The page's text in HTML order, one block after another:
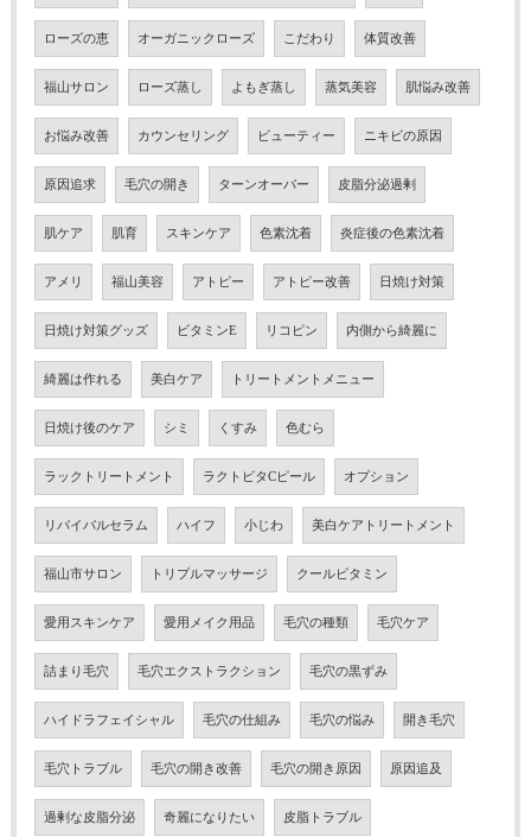
ローズの恵 オーガニックローズ こだわり 体質改善
福山サロン ローズ蒸し よもぎ蒸し 蒸気美容 肌悩み改善
お悩み改善 カウンセリング ビューティー ニキビの原因
原因追求 毛穴の開き ターンオーバー 皮脂分泌過剰
肌ケア 肌育 スキンケア 色素沈着 炎症後の色素沈着
アメリ 福山美容 アトピー アトピー改善 日焼け対策
日焼け対策グッズ ビタミンE リコピン 内側から綺麗に
綺麗は作れる 美白ケア トリートメントメニュー
日焼け後のケア シミ くすみ 色むら
ラックトリートメント ラクトビタCピール オプション
リバイバルセラム ハイフ 小じわ 美白ケアトリートメント
福山市サロン トリプルマッサージ クールビタミン
愛用スキンケア 愛用メイク用品 毛穴の種類 毛穴ケア
詰まり毛穴 毛穴エクストラクション 毛穴の黒ずみ
ハイドラフェイシャル 毛穴の仕組み 毛穴の悩み 開き毛穴
毛穴トラブル 毛穴の開き改善 毛穴の開き原因 原因追及
過剰な皮脂分泌 奇麗になりたい 皮脂トラブル